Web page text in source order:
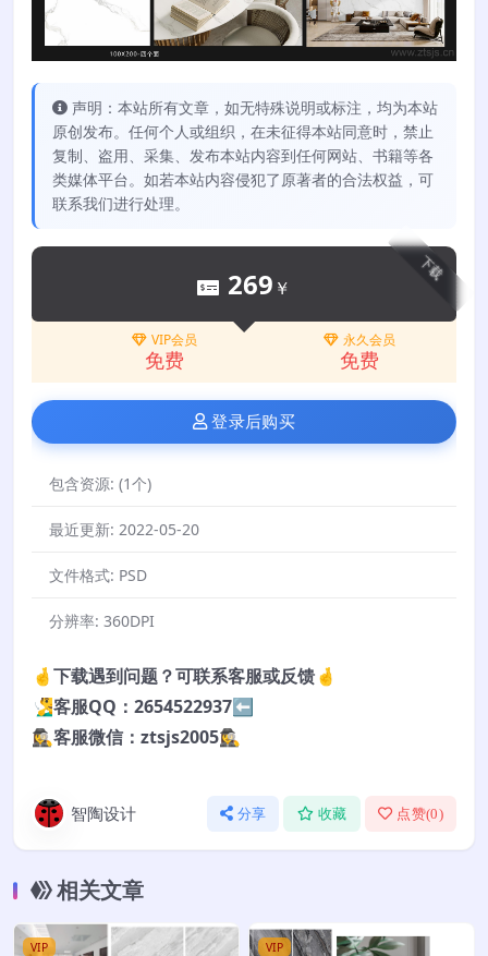
声明：本站所有文章，如无特殊说明或标注，均为本站
原创发布。任何个人或组织，在未征得本站同意时，禁止
复制、盗用、采集、发布本站内容到任何网站、书籍等各
类媒体平台。如若本站内容侵犯了原著者的合法权益，可
联系我们进行处理。
下载
269 ￥
VIP会员
免费
永久会员
免费
登录后购买
包含资源: (1个)
最近更新: 2022-05-20
文件格式: PSD
分辨率: 360DPI
🤞下载遇到问题？可联系客服或反馈🤞
🧏‍♂️客服QQ：2654522937⬅️
🕵️‍♀️客服微信：ztsjs2005🕵️‍♀️
智陶设计 分享 收藏 点赞(0)
相关文章
VIP VIP